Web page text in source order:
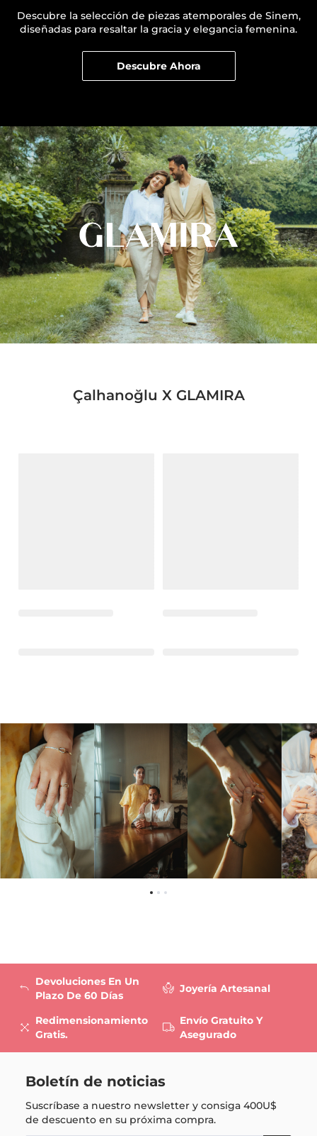
Descubre la selección de piezas atemporales de Sinem,
diseñadas para resaltar la gracia y elegancia femenina.
Descubre Ahora
Çalhanoğlu X GLAMIRA
Devoluciones En Un
Plazo De 60 Días
Redimensionamiento
Gratis.
Joyería Artesanal
Envío Gratuito Y
Asegurado
Boletín de noticias
Suscríbase a nuestro newsletter y consiga400U$
de descuento en su próxima compra.